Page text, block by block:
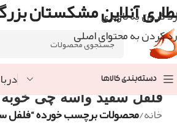
رد کردن به ناوبری
رد کردن به محتوای اصلی
آنلاین مشکستان
دسته‌بندی کالاها
فلفل سفید واسه چی خوبه
خانه/محصولات برچسب خورده “فلفل